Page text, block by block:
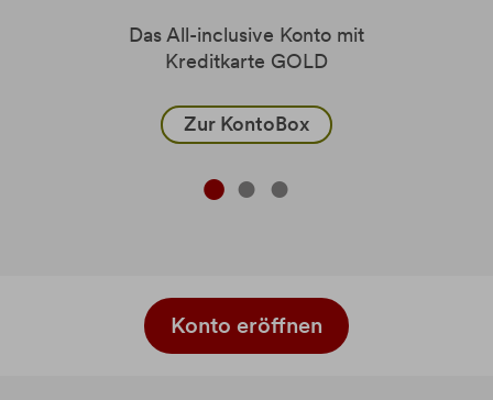
Das All-inclusive Konto mit
Kreditkarte GOLD
Zur KontoBox
Konto eröffnen